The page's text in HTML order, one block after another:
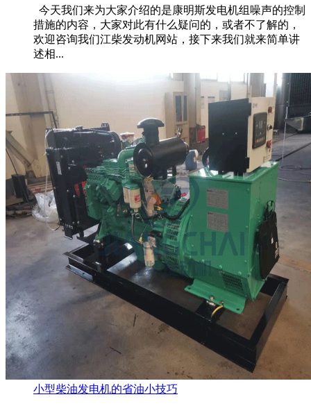
今天我们来为大家介绍的是康明斯发电机组噪声的控制
措施的内容，大家对此有什么疑问的，或者不了解的，
欢迎咨询我们江柴发动机网站，接下来我们就来简单讲
述相...
小型柴油发电机的省油小技巧